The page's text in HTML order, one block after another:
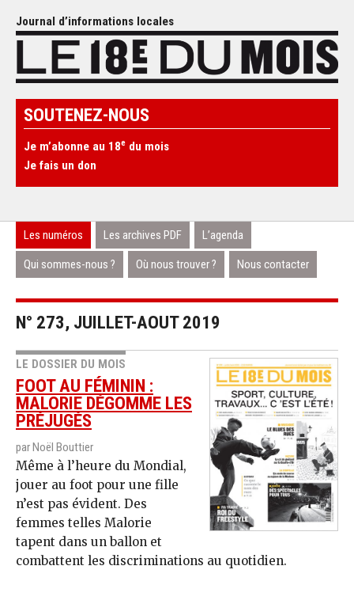
Journal d’informations locales
SOUTENEZ-NOUS
Je m’abonne au 18e du mois
Je fais un don
Les numéros Les archives PDF L’agenda
Qui sommes-nous ? Où nous trouver ? Nous contacter
N° 273, JUILLET-AOUT 2019
LE DOSSIER DU MOIS
FOOT AU FÉMININ :
MALORIE DÉGOMME LES
PRÉJUGÉS
par Noël Bouttier
Même à l’heure du Mondial,
jouer au foot pour une fille
n’est pas évident. Des
femmes telles Malorie
tapent dans un ballon et
combattent les discriminations au quotidien.